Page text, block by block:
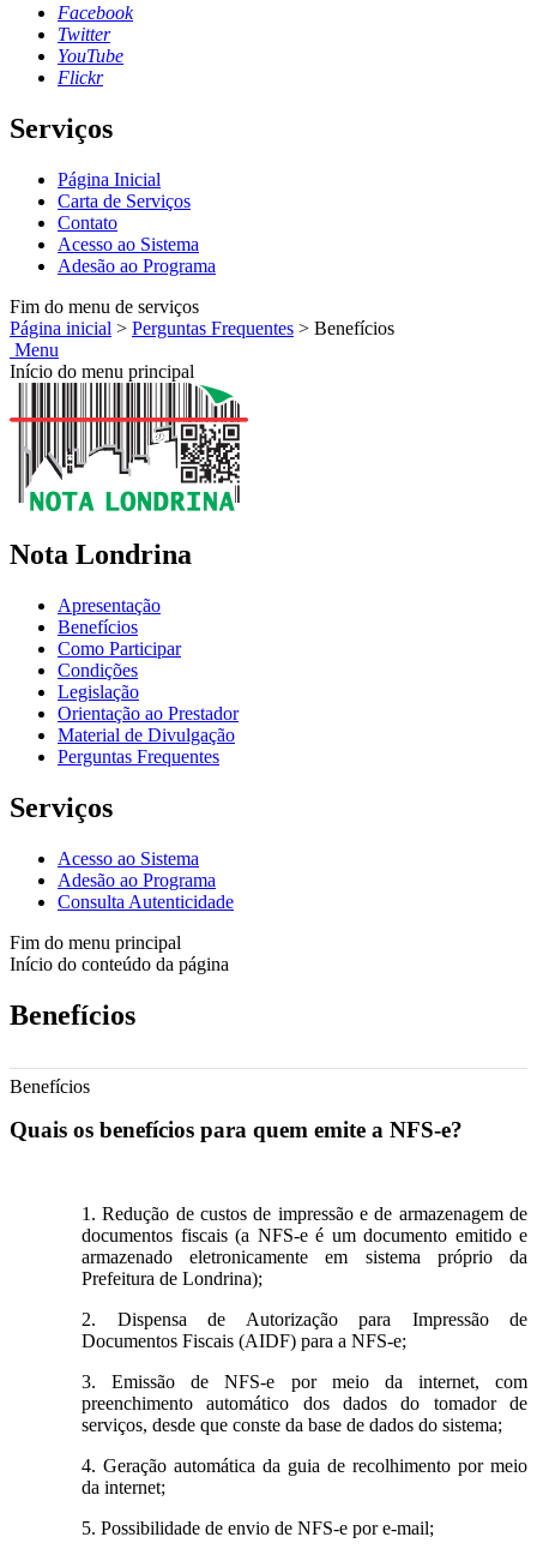
Facebook
Twitter
YouTube
Flickr
Serviços
Página Inicial
Carta de Serviços
Contato
Acesso ao Sistema
Adesão ao Programa
Fim do menu de serviços
Página inicial > Perguntas Frequentes > Benefícios
Menu
Início do menu principal
Nota Londrina
Apresentação
Benefícios
Como Participar
Condições
Legislação
Orientação ao Prestador
Material de Divulgação
Perguntas Frequentes
Serviços
Acesso ao Sistema
Adesão ao Programa
Consulta Autenticidade
Fim do menu principal
Início do conteúdo da página
Benefícios
Benefícios
Quais os benefícios para quem emite a NFS-e?
1. Redução de custos de impressão e de armazenagem de
documentos fiscais (a NFS-e é um documento emitido e
armazenado eletronicamente em sistema próprio da
Prefeitura de Londrina);
2. Dispensa de Autorização para Impressão de
Documentos Fiscais (AIDF) para a NFS-e;
3. Emissão de NFS-e por meio da internet, com
preenchimento automático dos dados do tomador de
serviços, desde que conste da base de dados do sistema;
4. Geração automática da guia de recolhimento por meio
da internet;
5. Possibilidade de envio de NFS-e por e-mail;